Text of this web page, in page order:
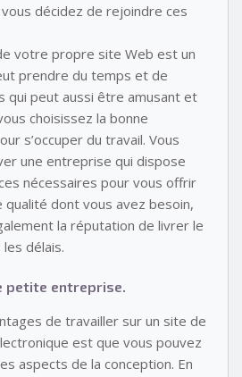
décidez de rejoindre ces
votre propre site Web est un
prendre du temps et de
qui peut aussi être amusant et
choisissez la bonne
s’occuper du travail. Vous
une entreprise qui dispose
nécessaires pour vous offrir
qualité dont vous avez besoin,
la réputation de livrer le
délais.
petite entreprise.
de travailler sur un site de
est que vous pouvez
aspects de la conception. En